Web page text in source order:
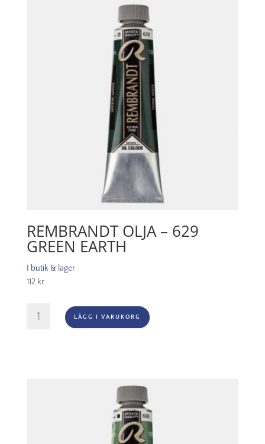
REMBRANDT OLJA – 629
GREEN EARTH
I butik & lager
112 kr
Olja
LÄGG I VARUKORG